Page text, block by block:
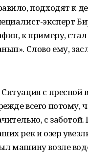
подходят к
эксперт
к примеру,
Слово ему,
с пресной
всего потому,
с заботой.
рек и озер
машину возле